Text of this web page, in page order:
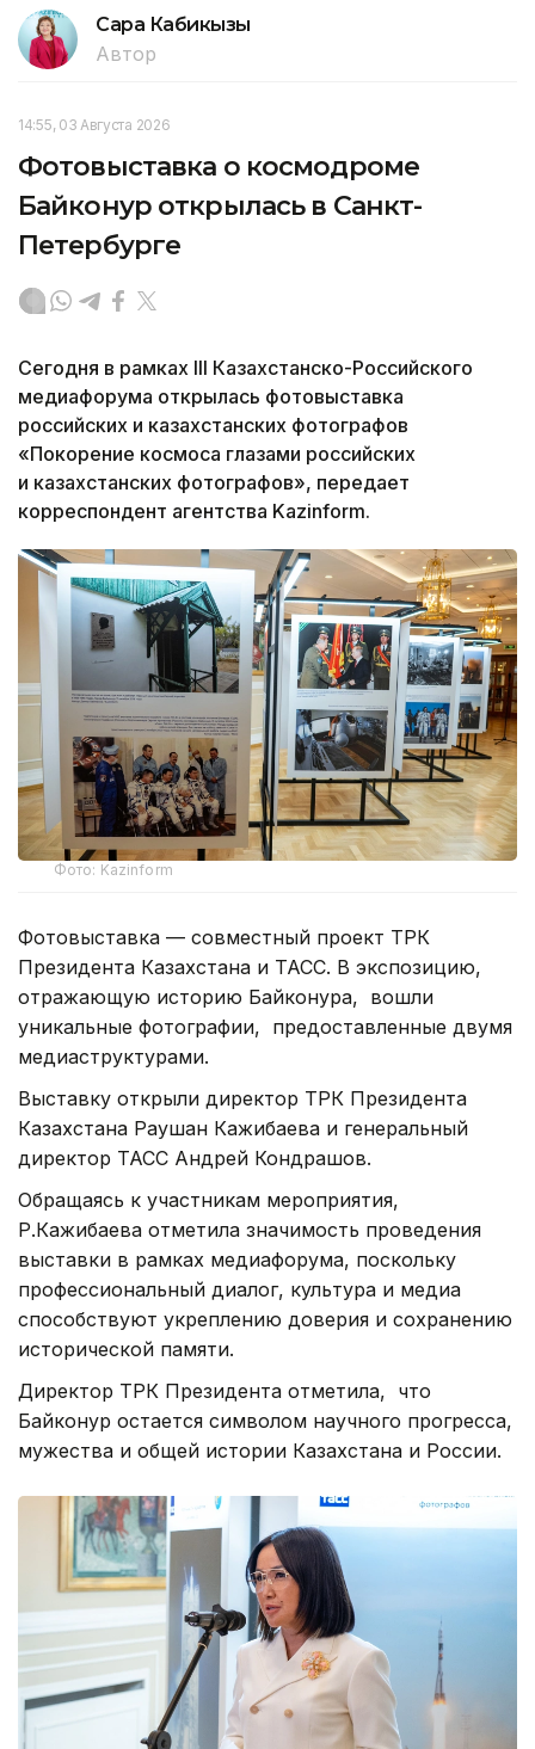
Сара Кабикызы
Автор
14:55, 03 Августа 2026
Фотовыставка о космодроме
Байконур открылась в Санкт-
Петербурге
Сегодня в рамках III Казахстанско-Российского
медиафорума открылась фотовыставка
российских и казахстанских фотографов
«Покорение космоса глазами российских
и казахстанских фотографов», передает
корреспондент агентства Kazinform.
Фото: Kazinform
Фотовыставка — совместный проект ТРК
Президента Казахстана и ТАСС. В экспозицию,
отражающую историю Байконура, вошли
уникальные фотографии, предоставленные двумя
медиаструктурами.
Выставку открыли директор ТРК Президента
Казахстана Раушан Кажибаева и генеральный
директор ТАСС Андрей Кондрашов.
Обращаясь к участникам мероприятия,
Р.Кажибаева отметила значимость проведения
выставки в рамках медиафорума, поскольку
профессиональный диалог, культура и медиа
способствуют укреплению доверия и сохранению
исторической памяти.
Директор ТРК Президента отметила, что
Байконур остается символом научного прогресса,
мужества и общей истории Казахстана и России.